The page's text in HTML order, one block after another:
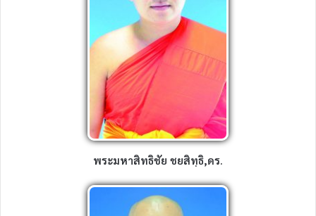
พระมหาสิทธิชัย ชยสิทฺธิ,ดร.